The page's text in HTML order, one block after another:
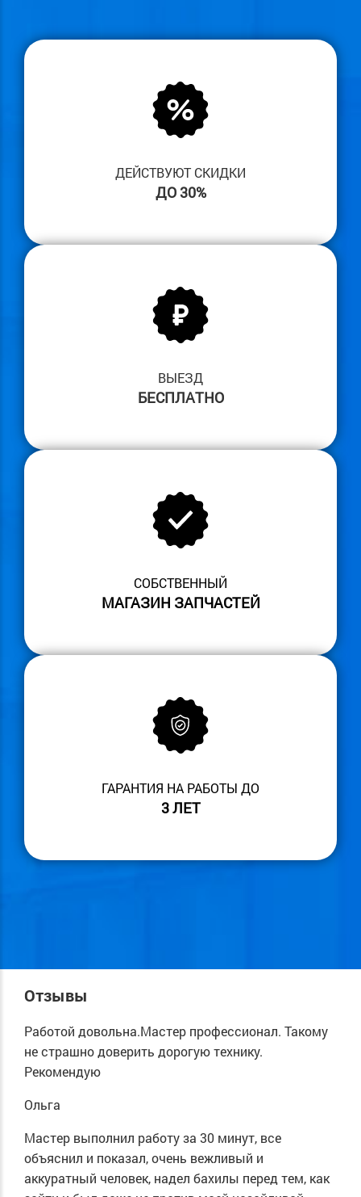
ДЕЙСТВУЮТ СКИДКИ
ДО 30%
ВЫЕЗД
БЕСПЛАТНО
СОБСТВЕННЫЙ
МАГАЗИН ЗАПЧАСТЕЙ
ГАРАНТИЯ НА РАБОТЫ ДО
3 ЛЕТ
Отзывы
Работой довольна.Мастер профессионал. Такому
не страшно доверить дорогую технику.
Рекомендую
Ольга
Мастер выполнил работу за 30 минут, все
объяснил и показал, очень вежливый и
аккуратный человек, надел бахилы перед тем, как